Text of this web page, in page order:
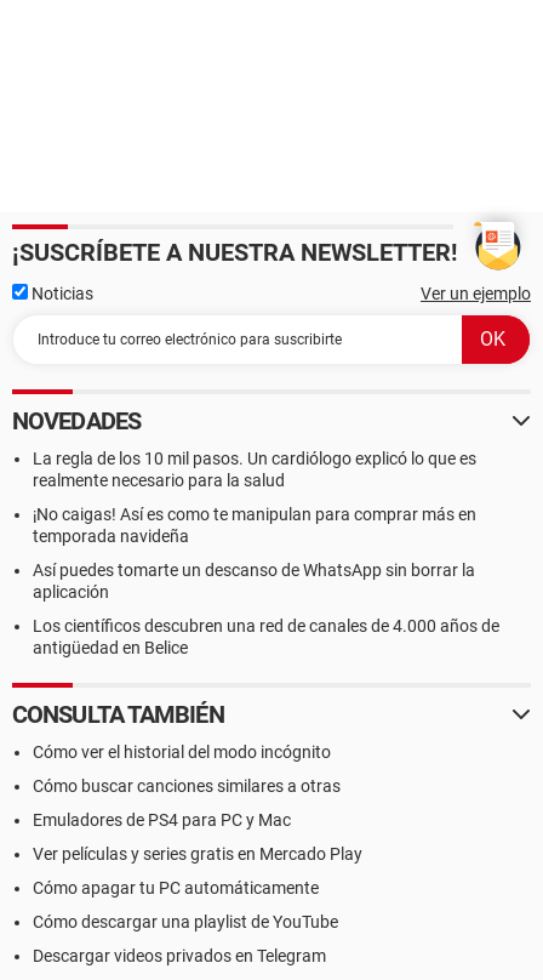
¡SUSCRÍBETE A NUESTRA NEWSLETTER!
Noticias Ver un ejemplo
NOVEDADES
La regla de los 10 mil pasos. Un cardiólogo explicó lo que es
realmente necesario para la salud
¡No caigas! Así es como te manipulan para comprar más en
temporada navideña
Así puedes tomarte un descanso de WhatsApp sin borrar la
aplicación
Los científicos descubren una red de canales de 4.000 años de
antigüedad en Belice
CONSULTA TAMBIÉN
Cómo ver el historial del modo incógnito
Cómo buscar canciones similares a otras
Emuladores de PS4 para PC y Mac
Ver películas y series gratis en Mercado Play
Cómo apagar tu PC automáticamente
Cómo descargar una playlist de YouTube
Descargar videos privados en Telegram